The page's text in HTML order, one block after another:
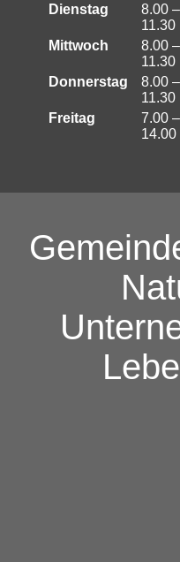
Dienstag
8.00 –
11.30
Mittwoch
8.00 –
11.30
Donnerstag
8.00 –
11.30
Freitag
7.00 –
14.00